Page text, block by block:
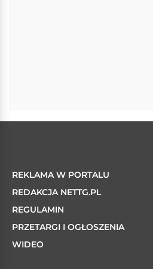
REKLAMA W PORTALU
REDAKCJA NETTG.PL
REGULAMIN
PRZETARGI I OGŁOSZENIA
WIDEO